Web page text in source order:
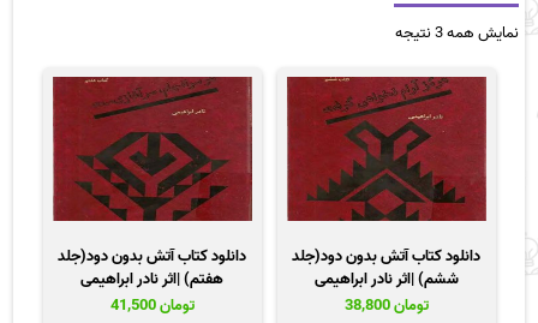
نمایش همه 3 نتیجه
مرتب‌سازی
اساس
قیمت:
زیاد
به
کم
دانلود کتاب آتش بدون دود(جلد
ششم) |اثر نادر ابراهیمی
تومان38,800
دانلود کتاب آتش بدون دود(جلد
هفتم) |اثر نادر ابراهیمی
تومان41,500